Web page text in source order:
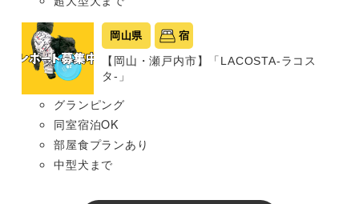
岡山県 宿
【岡山・瀬戸内市】「LACOSTA-ラコス
タ-」
グランピング
同室宿泊OK
部屋食プランあり
中型犬まで